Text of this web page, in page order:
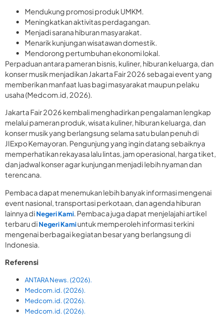
Mendukung promosi produk UMKM.
Meningkatkan aktivitas perdagangan.
Menjadi sarana hiburan masyarakat.
Menarik kunjungan wisatawan domestik.
Mendorong pertumbuhan ekonomi lokal.
Perpaduan antara pameran bisnis, kuliner, hiburan keluarga, dan
konser musik menjadikan Jakarta Fair 2026 sebagai event yang
memberikan manfaat luas bagi masyarakat maupun pelaku
usaha (Medcom.id, 2026).
Jakarta Fair 2026 kembali menghadirkan pengalaman lengkap
melalui pameran produk, wisata kuliner, hiburan keluarga, dan
konser musik yang berlangsung selama satu bulan penuh di
JIExpo Kemayoran. Pengunjung yang ingin datang sebaiknya
memperhatikan rekayasa lalu lintas, jam operasional, harga tiket,
dan jadwal konser agar kunjungan menjadi lebih nyaman dan
terencana.
Pembaca dapat menemukan lebih banyak informasi mengenai
event nasional, transportasi perkotaan, dan agenda hiburan
lainnya diNegeri Kami. Pembaca juga dapat menjelajahi artikel
terbaru diNegeri Kamiuntuk memperoleh informasi terkini
mengenai berbagai kegiatan besar yang berlangsung di
Indonesia.
Referensi
ANTARA News. (2026).
Medcom.id. (2026).
Medcom.id. (2026).
Medcom.id. (2026).